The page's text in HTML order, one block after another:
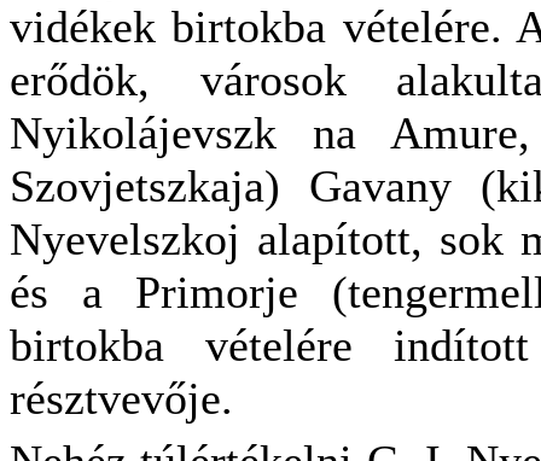
vidékek birtokba vételére.
erődök, városok
Nyikolájevszk na
Szovjetszkaja) Gavany
Nyevelszkoj alapított, sok
és a Primorje
birtokba vételére
résztvevője.